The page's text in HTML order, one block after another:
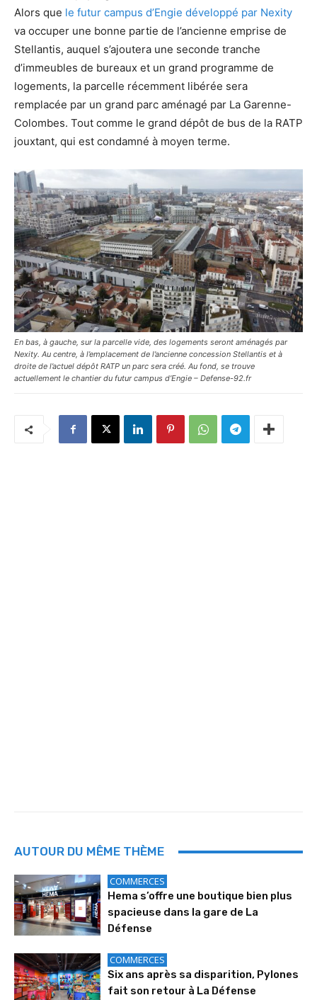
Alors que le futur campus d’Engie développé par Nexity
va occuper une bonne partie de l’ancienne emprise de
Stellantis, auquel s’ajoutera une seconde tranche
d’immeubles de bureaux et un grand programme de
logements, la parcelle récemment libérée sera
remplacée par un grand parc aménagé par La Garenne-
Colombes. Tout comme le grand dépôt de bus de la RATP
jouxtant, qui est condamné à moyen terme.
En bas, à gauche, sur la parcelle vide, des logements seront aménagés par
Nexity. Au centre, à l’emplacement de l’ancienne concession Stellantis et à
droite de l’actuel dépôt RATP un parc sera créé. Au fond, se trouve
actuellement le chantier du futur campus d’Engie – Defense-92.fr
AUTOUR DU MÊME THÈME
COMMERCES
Hema s’offre une boutique bien plus
spacieuse dans la gare de La
Défense
COMMERCES
Six ans après sa disparition, Pylones
fait son retour à La Défense